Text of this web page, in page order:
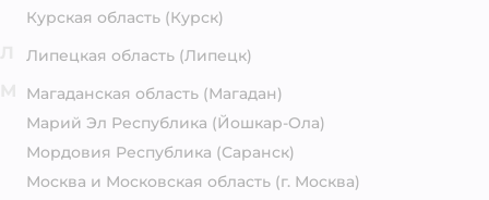
Курская область (Курск)
Липецкая область (Липецк)
Магаданская область (Магадан)
Марий Эл Республика (Йошкар-Ола)
Мордовия Республика (Саранск)
Москва и Московская область (г. Москва)